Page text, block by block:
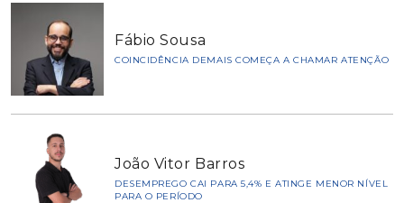
Fábio Sousa
COINCIDÊNCIA DEMAIS COMEÇA A CHAMAR ATENÇÃO
João Vitor Barros
DESEMPREGO CAI PARA 5,4% E ATINGE MENOR NÍVEL
PARA O PERÍODO